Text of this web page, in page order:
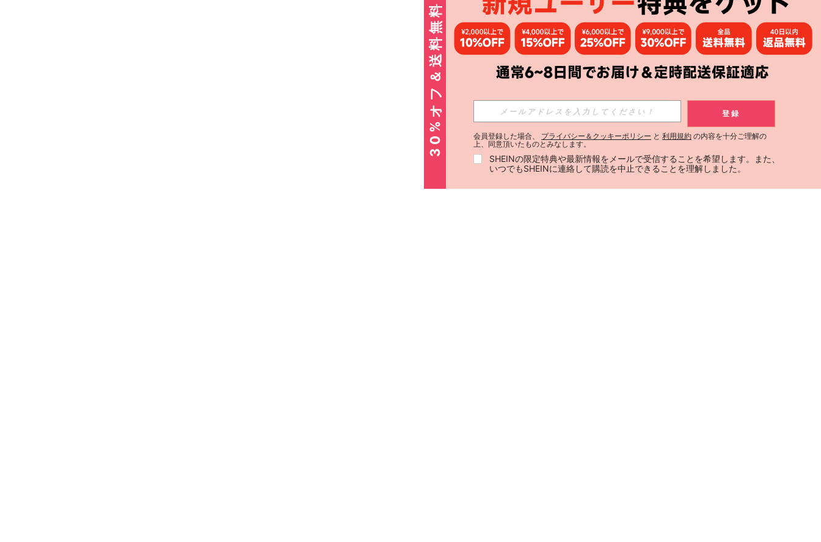
30%オフ＆送料無料 登録
会員登録した場合、 プライバシー＆クッキーポリシー と 利用規約 の内容を十分ご理解の
上、同意頂いたものとみなします。
SHEINの限定特典や最新情報をメールで受信することを希望します。また、
いつでもSHEINに連絡して購読を中止できることを理解しました。